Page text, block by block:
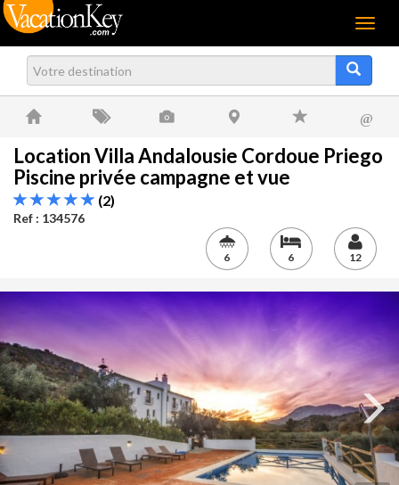
Menu
@
Location Villa Andalousie Cordoue Priego
Piscine privée campagne et vue
(2)
Ref : 134576
6 6 12
Next